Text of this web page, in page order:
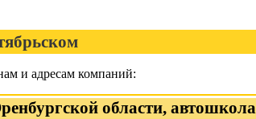
и адресам компаний:
области, автошкола